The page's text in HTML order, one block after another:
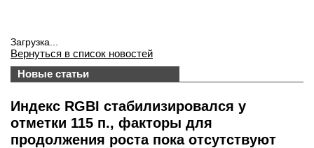
Загрузка...
Вернуться в список новостей
Новые статьи
Индекс RGBI стабилизировался у
отметки 115 п., факторы для
продолжения роста пока отсутствуют